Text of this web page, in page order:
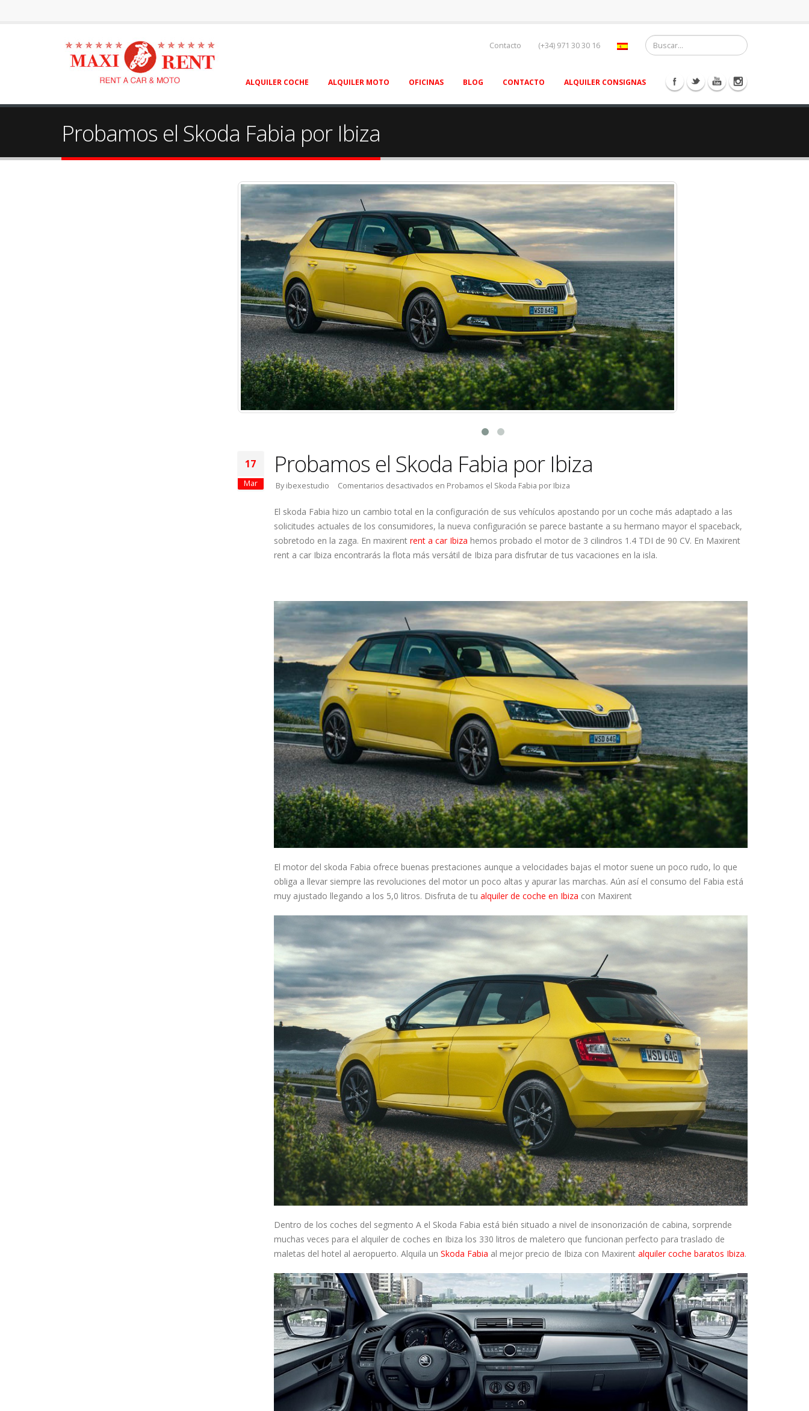
Contacto (+34) 971 30 30 16
ALQUILER COCHE ALQUILER MOTO OFICINAS BLOG CONTACTO ALQUILER CONSIGNAS
Probamos el Skoda Fabia por Ibiza
17
Mar
Probamos el Skoda Fabia por Ibiza
By ibexestudio Comentarios desactivados en Probamos el Skoda Fabia por Ibiza
El skoda Fabia hizo un cambio total en la configuración de sus vehículos apostando por un coche más adaptado a las
solicitudes actuales de los consumidores, la nueva configuración se parece bastante a su hermano mayor el spaceback,
sobretodo en la zaga. En maxirentrent a car Ibiza hemos probado el motor de 3 cilindros 1.4 TDI de 90 CV. En Maxirent
rent a car Ibiza encontrarás la flota más versátil de Ibiza para disfrutar de tus vacaciones en la isla.
El motor del skoda Fabia ofrece buenas prestaciones aunque a velocidades bajas el motor suene un poco rudo, lo que
obliga a llevar siempre las revoluciones del motor un poco altas y apurar las marchas. Aún así el consumo del Fabia está
muy ajustado llegando a los 5,0 litros. Disfruta de tu alquiler de coche en Ibiza con Maxirent
Dentro de los coches del segmento A el Skoda Fabia está bién situado a nivel de insonorización de cabina, sorprende
muchas veces para el alquiler de coches en Ibiza los 330 litros de maletero que funcionan perfecto para traslado de
maletas del hotel al aeropuerto. Alquila un Skoda Fabia al mejor precio de Ibiza con Maxirent alquiler coche baratos Ibiza.